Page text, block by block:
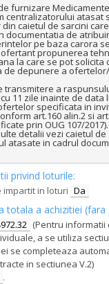
furnizare Medicamente
centralizatorului atasat
caietul de sarcini
documentatia de
pe baza carora
ofertant propunerea
la care se pot solicita
de depunere a
transmitere a
11 zile inainte de data
specificata in
art.160 alin.2 si
prin OUG 107/2017).
detalii vezi caietul de
atasate in cadrul
privind loturile:
impartit in loturi Da
totala a achizitiei (fara
(Pentru informatii
a se utiliza
se completeaza
in sectiunea V.2)
.